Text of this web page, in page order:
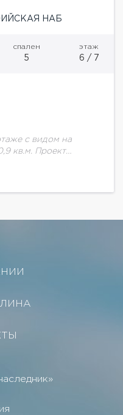
НАБ
спален
5
этаж
6 / 7
с видом на
кв.м. Проект
и новое